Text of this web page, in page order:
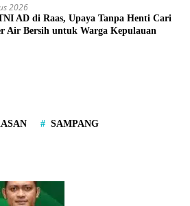
2026
AD di Raas, Upaya Tanpa Henti Cari
Air Bersih untuk Warga Kepulauan
SAMPANG